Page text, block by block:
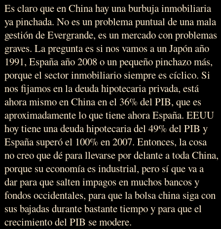
Es claro que en China hay una burbuja inmobiliaria
ya pinchada. No es un problema puntual de una mala
gestión de Evergrande, es un mercado con problemas
graves. La pregunta es si nos vamos a un Japón año
1991, España año 2008 o un pequeño pinchazo más,
porque el sector inmobiliario siempre es cíclico. Si
nos fijamos en la deuda hipotecaria privada, está
ahora mismo en China en el 36% del PIB, que es
aproximadamente lo que tiene ahora España. EEUU
hoy tiene una deuda hipotecaria del 49% del PIB y
España superó el 100% en 2007. Entonces, la cosa
no creo que dé para llevarse por delante a toda China,
porque su economía es industrial, pero sí que va a
dar para que salten impagos en muchos bancos y
fondos occidentales, para que la bolsa china siga con
sus bajadas durante bastante tiempo y para que el
crecimiento del PIB se modere.